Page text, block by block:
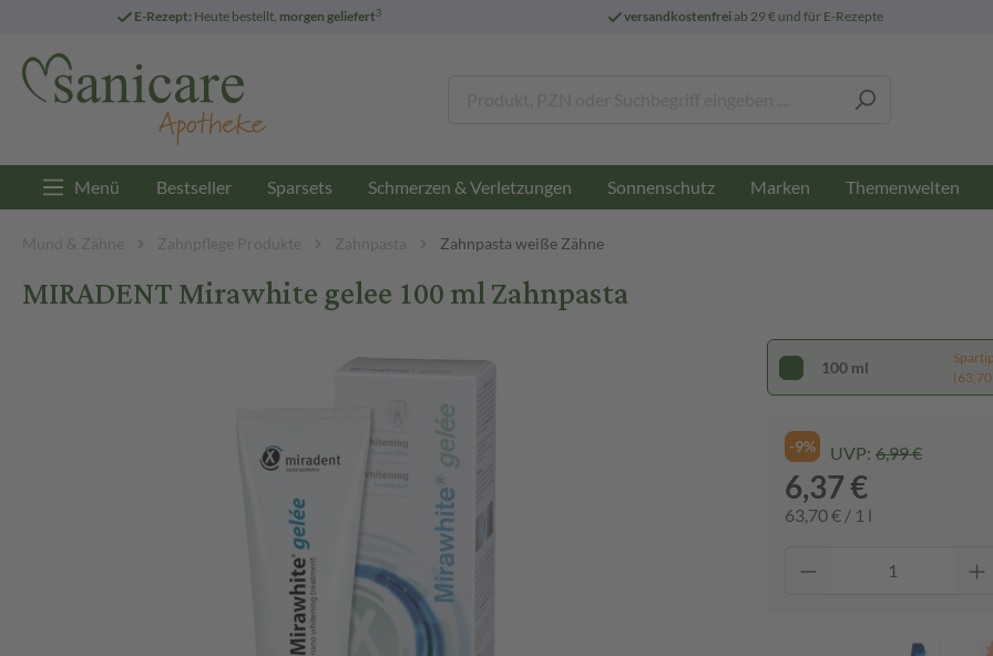
E-Rezept: Heute bestellt, morgen geliefert3 versandkostenfreiab 29 € und für E-Rezepte
Menü Bestseller Sparsets Schmerzen & Verletzungen Sonnenschutz Marken Themenwelten
Mund & Zähne Zahnpflege Produkte Zahnpasta Zahnpasta weiße Zähne
MIRADENT Mirawhite gelee 100 ml Zahnpasta
100 ml
(63,70
-9% UVP: 6,99 €
6,37 €
63,70 € / 1 l